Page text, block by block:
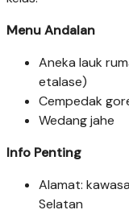
Menu Andalan
Aneka lauk
etalase)
Cempedak
Wedang jahe
Info Penting
Alamat:
Selatan